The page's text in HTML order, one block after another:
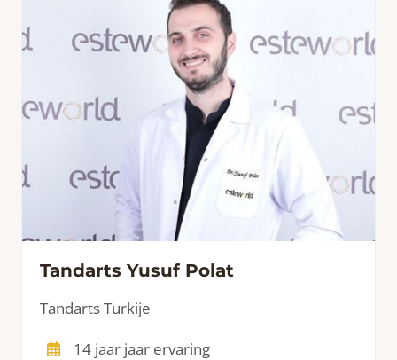
Tandarts Yusuf Polat
Tandarts Turkije
14 jaar jaar ervaring